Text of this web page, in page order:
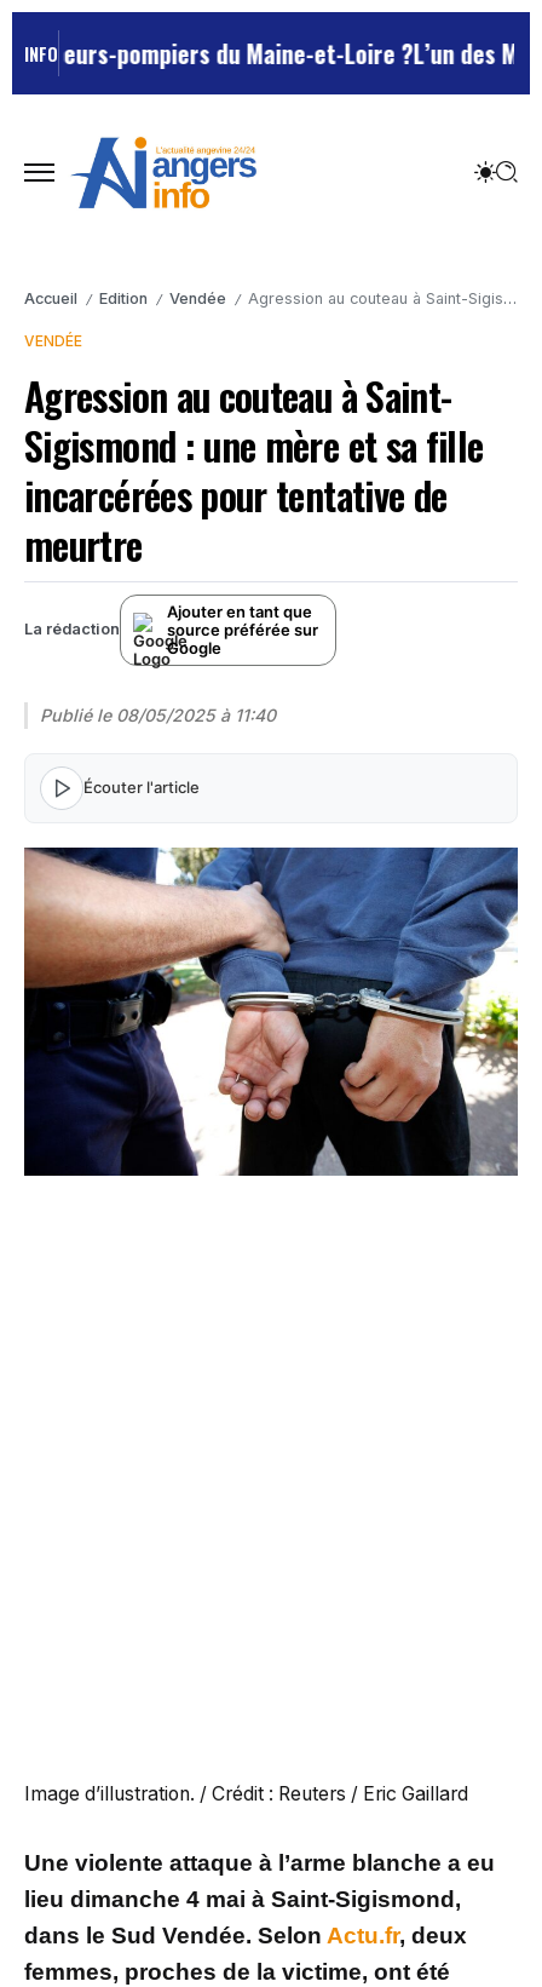
INFOpompiers du Maine-et-Loire ?L’un des
Accueil / Edition / Vendée / Agression au couteau à Saint-Sigismond : une mère et sa fille incarcérées pour tentative de meurtre
VENDÉE
Agression au couteau à Saint-
Sigismond : une mère et sa fille
incarcérées pour tentative de
meurtre
La rédaction
Ajouter en tant que
source préférée sur
Google
Publié le 08/05/2025 à 11:40
Écouter l'article
Image d’illustration. / Crédit : Reuters / Eric Gaillard
Une violente attaque à l’arme blanche a eu
lieu dimanche 4 mai à Saint-Sigismond,
dans le Sud Vendée. Selon Actu.fr, deux
femmes, proches de la victime, ont été